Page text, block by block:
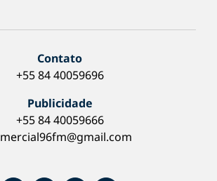
Contato
+55 84 40059696
Publicidade
+55 84 40059666